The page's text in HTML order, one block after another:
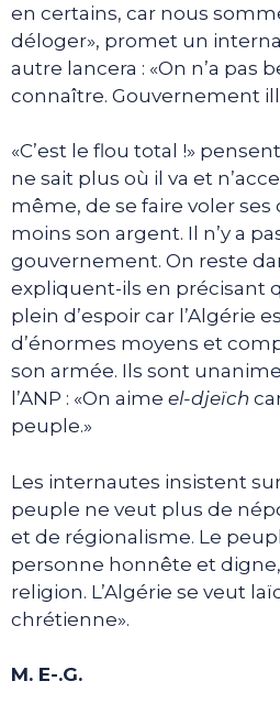
en certains, car nous
déloger», promet un
autre lancera : «On n’a pas
connaître. Gouvernement
«C’est le flou total !»
ne sait plus où il va et
même, de se faire voler
moins son argent. Il n’y a
gouvernement. On reste
expliquent-ils en précisant
plein d’espoir car l’Algérie
d’énormes moyens et
son armée. Ils sont
l’ANP : «On aime el-djeïch
peuple.»
Les internautes insistent
peuple ne veut plus de
et de régionalisme. Le
personne honnête et
religion. L’Algérie se veut
chrétienne».
M. E-.G.